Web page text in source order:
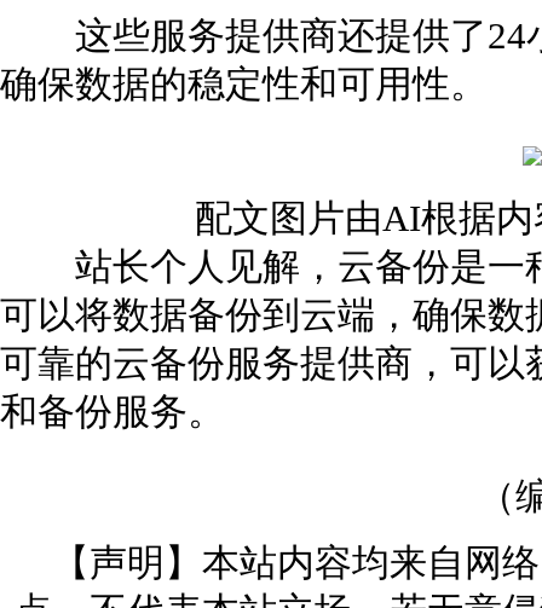
这些服务提供商还提供了24
确保数据的稳定性和可用性。
配文图片由AI根据
站长个人见解，云备份是一
可以将数据备份到云端，确保
可靠的云备份服务提供商，可
和备份服务。
（
【声明】本站内容均来自网